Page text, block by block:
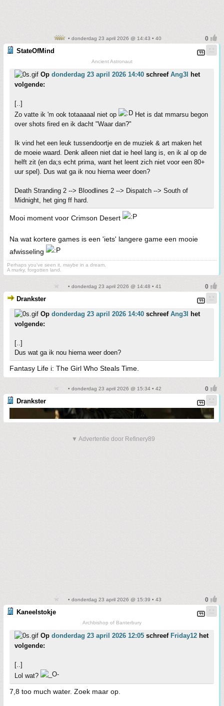
• donderdag 23 april 2026 @ 14:43 • 40
StateOfMind
Ancient Astronaut
Op donderdag 23 april 2026 14:40 schreef Ang3l
het
volgende:
[..]
Zo vatte ik 'm ook totaaaaal niet op
Het is dat mmarsu begon
over shots fired en ik dacht "Waar dan?"
Ik vind het een leuk tussendoortje en de muziek & art maken het
de moeie waard. Denk alleen niet dat ie heel lang is, en ik al op de
helft zit (en da;s echt prima, want het leent zich niet voor een 80+
uur spel). Dus wat ga ik nou hierna weer doen?
Death Stranding 2 --> Bloodlines 2 --> Dispatch --> South of
Midnight, het ging ff hard.
Mooi moment voor Crimson Desert
Na wat kortere games is een 'iets' langere game een mooie
afwisseling
Perhaps you've seen it, maybe in a dream.
A murky, forgotten land.
• donderdag 23 april 2026 @ 14:48 • 41
Drankster
Op donderdag 23 april 2026 14:40 schreef Ang3l
het
volgende:
[..]
Dus wat ga ik nou hierna weer doen?
Fantasy Life i: The Girl Who Steals Time.
• donderdag 23 april 2026 @ 15:34 • 42
Drankster
▼ Advertentie door Refinery89
• donderdag 23 april 2026 @ 15:39 • 43
Kaneelstokje
Archbishop of Banterbury
Op donderdag 23 april 2026 12:05 schreef Friday12 het
volgende:
[..]
Lol wat?
7,8 too much water. Zoek maar op.